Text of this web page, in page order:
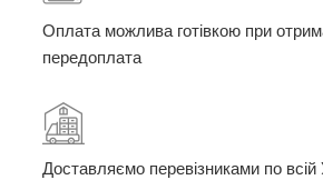
Оплата можлива готівкою при
передоплата
Доставляємо перевізниками по всій